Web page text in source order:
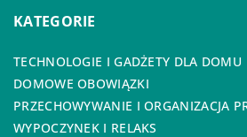
KATEGORIE
TECHNOLOGIE I GADŻETY DLA DOMU
DOMOWE OBOWIĄZKI
PRZECHOWYWANIE I ORGANIZACJA
WYPOCZYNEK I RELAKS